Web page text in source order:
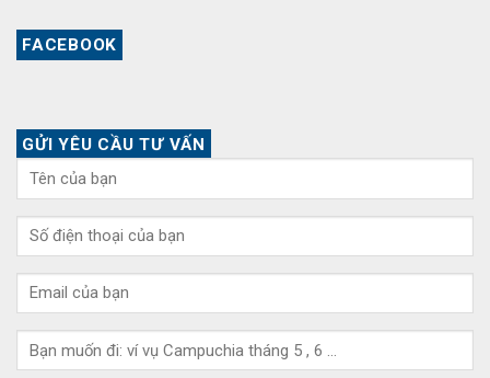
FACEBOOK
GỬI YÊU CẦU TƯ VẤN